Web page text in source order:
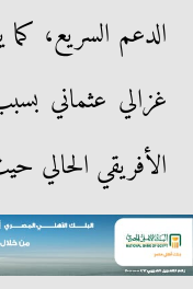
الدعم السريع،
غزالي عثماني
الأفريقي الحالي